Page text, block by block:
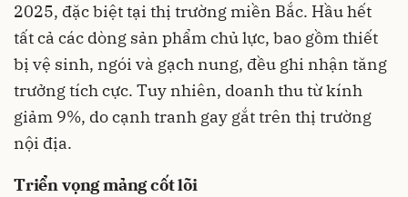
2025, đặc biệt tại thị trường miền Bắc. Hầu hết
tất cả các dòng sản phẩm chủ lực, bao gồm thiết
bị vệ sinh, ngói và gạch nung, đều ghi nhận tăng
trưởng tích cực. Tuy nhiên, doanh thu từ kính
giảm 9%, do cạnh tranh gay gắt trên thị trường
nội địa.
Triển vọng mảng cốt lõi